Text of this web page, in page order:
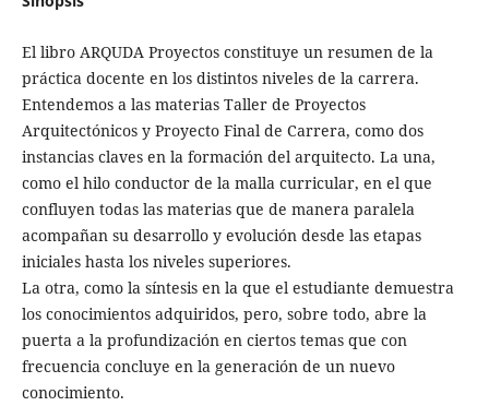
El libro ARQUDA Proyectos constituye un resumen de la
práctica docente en los distintos niveles de la carrera.
Entendemos a las materias Taller de Proyectos
Arquitectónicos y Proyecto Final de Carrera, como dos
instancias claves en la formación del arquitecto. La una,
como el hilo conductor de la malla curricular, en el que
confluyen todas las materias que de manera paralela
acompañan su desarrollo y evolución desde las etapas
iniciales hasta los niveles superiores.
La otra, como la síntesis en la que el estudiante demuestra
los conocimientos adquiridos, pero, sobre todo, abre la
puerta a la profundización en ciertos temas que con
frecuencia concluye en la generación de un nuevo
conocimiento.